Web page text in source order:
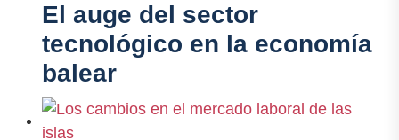
El auge del sector
tecnológico en la economía
balear